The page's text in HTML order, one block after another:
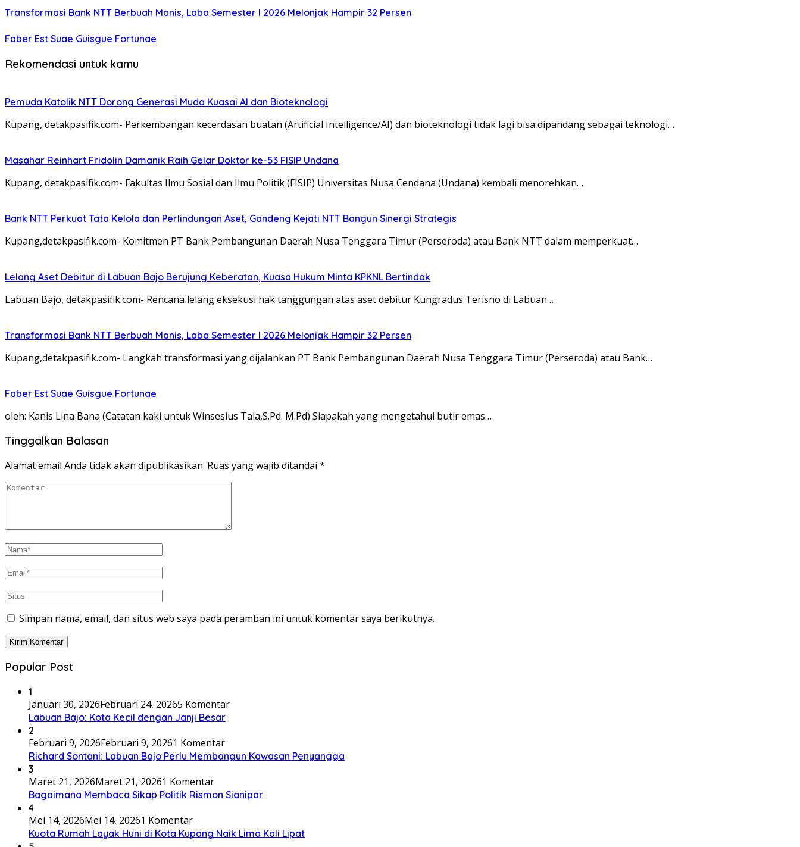
Transformasi Bank NTT Berbuah Manis, Laba Semester I 2026 Melonjak Hampir 32 Persen
Faber Est Suae Guisgue Fortunae
Rekomendasi untuk kamu
Pemuda Katolik NTT Dorong Generasi Muda Kuasai AI dan Bioteknologi
Kupang, detakpasifik.com- Perkembangan kecerdasan buatan (Artificial Intelligence/AI) dan bioteknologi tidak lagi bisa dipandang sebagai teknologi…
Masahar Reinhart Fridolin Damanik Raih Gelar Doktor ke-53 FISIP Undana
Kupang, detakpasifik.com- Fakultas Ilmu Sosial dan Ilmu Politik (FISIP) Universitas Nusa Cendana (Undana) kembali menorehkan…
Bank NTT Perkuat Tata Kelola dan Perlindungan Aset, Gandeng Kejati NTT Bangun Sinergi Strategis
Kupang,detakpasifik.com- Komitmen PT Bank Pembangunan Daerah Nusa Tenggara Timur (Perseroda) atau Bank NTT dalam memperkuat…
Lelang Aset Debitur di Labuan Bajo Berujung Keberatan, Kuasa Hukum Minta KPKNL Bertindak
Labuan Bajo, detakpasifik.com- Rencana lelang eksekusi hak tanggungan atas aset debitur Kungradus Terisno di Labuan…
Transformasi Bank NTT Berbuah Manis, Laba Semester I 2026 Melonjak Hampir 32 Persen
Kupang,detakpasifik.com- Langkah transformasi yang dijalankan PT Bank Pembangunan Daerah Nusa Tenggara Timur (Perseroda) atau Bank…
Faber Est Suae Guisgue Fortunae
oleh: Kanis Lina Bana (Catatan kaki untuk Winsesius Tala,S.Pd. M.Pd) Siapakah yang mengetahui butir emas…
Tinggalkan Balasan
Alamat email Anda tidak akan dipublikasikan. Ruas yang wajib ditandai *
Simpan nama, email, dan situs web saya pada peramban ini untuk komentar saya berikutnya.
Popular Post
1
Januari 30, 2026Februari 24, 20265 Komentar
Labuan Bajo: Kota Kecil dengan Janji Besar
2
Februari 9, 2026Februari 9, 20261 Komentar
Richard Sontani: Labuan Bajo Perlu Membangun Kawasan Penyangga
3
Maret 21, 2026Maret 21, 20261 Komentar
Bagaimana Membaca Sikap Politik Rismon Sianipar
4
Mei 14, 2026Mei 14, 20261 Komentar
Kuota Rumah Layak Huni di Kota Kupang Naik Lima Kali Lipat